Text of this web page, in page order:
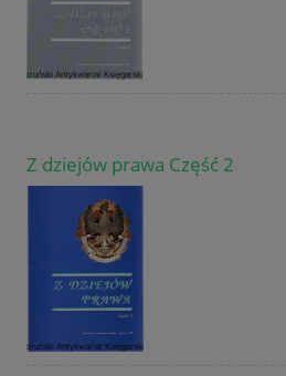
Z dziejów prawa Część 2